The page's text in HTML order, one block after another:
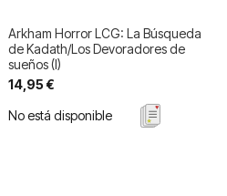
Arkham Horror LCG: La Búsqueda
de Kadath/Los Devoradores de
sueños (I)
14,95 €
No está disponible